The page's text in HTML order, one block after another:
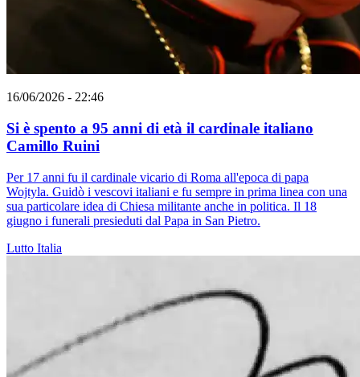
16/06/2026 - 22:46
Si è spento a 95 anni di età il cardinale italiano
Camillo Ruini
Per 17 anni fu il cardinale vicario di Roma all'epoca di papa
Wojtyla. Guidò i vescovi italiani e fu sempre in prima linea con una
sua particolare idea di Chiesa militante anche in politica. Il 18
giugno i funerali presieduti dal Papa in San Pietro.
Lutto Italia